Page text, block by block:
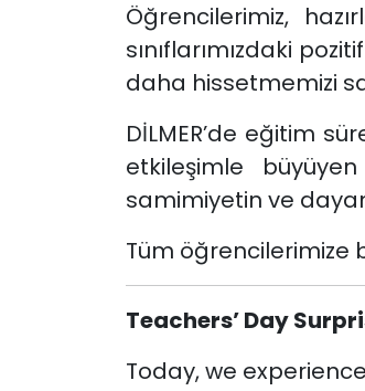
Öğrencilerimiz,
sınıflarımızdaki
daha hissetmemizi
DİLMER’de eğitim
etkileşimle
samimiyetin ve
Tüm öğrencilerimize
Teachers’ Day
Today, we